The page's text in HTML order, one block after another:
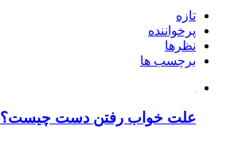
تازه
پرخواننده
نظرها
برچسب ها
علت خواب رفتن دست چیست؟